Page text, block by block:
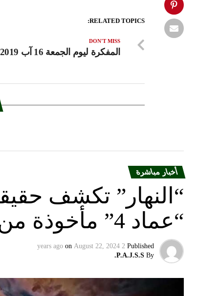
RELATED TOPICS:
DON'T MISS
المفكرة ليوم الجمعة 16 آب 2019
أخبار مباشرة
“النهار” تكشف
“عماد 4” مأخوذة من أوكرانيا….
Published
2 years ago
on August 22, 2024
By
P.A.J.S.S.